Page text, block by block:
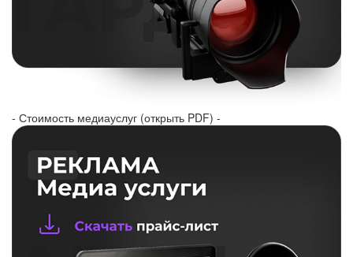
- Стоимость медиауслуг (открыть PDF) -